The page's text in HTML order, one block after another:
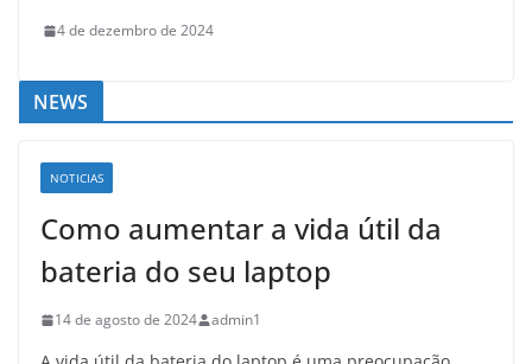
4 de dezembro de 2024
NEWS
NOTICIAS
Como aumentar a vida útil da
bateria do seu laptop
14 de agosto de 2024 admin1